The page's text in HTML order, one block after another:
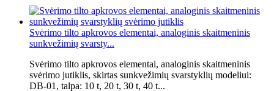
Svėrimo tilto apkrovos elementai, analoginis skaitmeninis
sunkvežimių svarsty...
Svėrimo tilto apkrovos elementai, analoginis skaitmeninis
svėrimo jutiklis, skirtas sunkvežimių svarstyklių modeliui:
DB-01, talpa: 10 t, 20 t, 30 t, 40 t...